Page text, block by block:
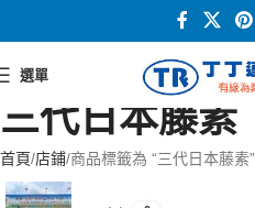
選單
三代日本藤素
首頁 店鋪 商品標籤為 “三代日本藤素”